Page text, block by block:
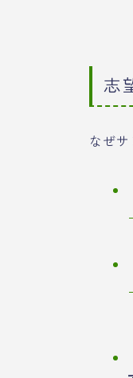
志
なぜ